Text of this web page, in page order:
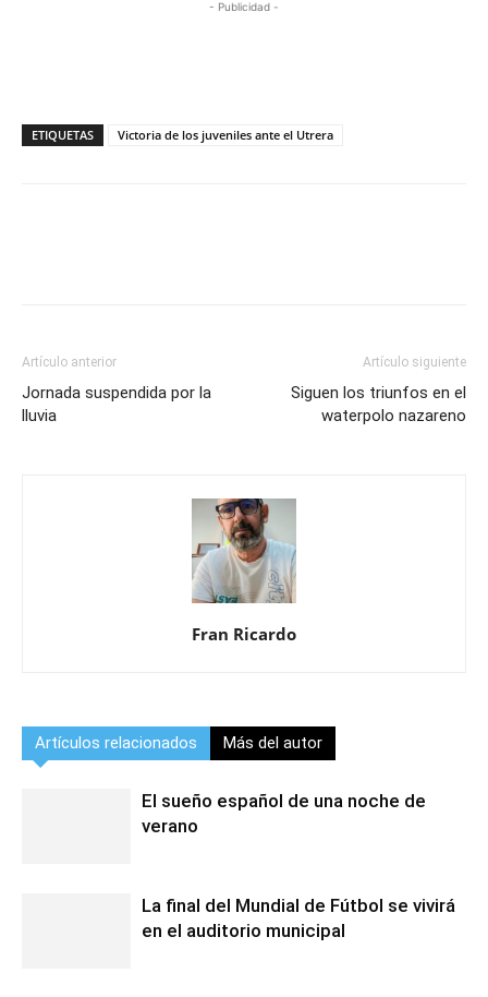
- Publicidad -
ETIQUETAS Victoria de los juveniles ante el Utrera
Artículo anterior
Jornada suspendida por la
lluvia
Artículo siguiente
Siguen los triunfos en el
waterpolo nazareno
Fran Ricardo
Artículos relacionados Más del autor
El sueño español de una noche de
verano
La final del Mundial de Fútbol se vivirá
en el auditorio municipal